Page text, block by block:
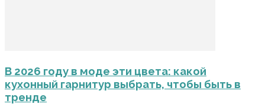
В 2026 году в моде эти цвета: какой
кухонный гарнитур выбрать, чтобы быть в
тренде